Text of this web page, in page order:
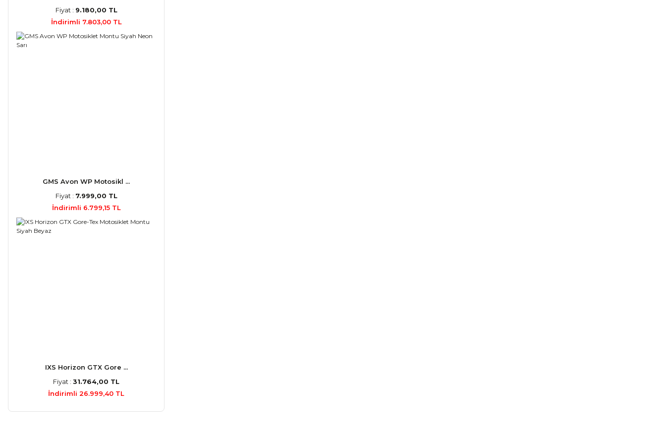
Fiyat : 9.180,00 TL
İndirimli 7.803,00 TL
GMS Avon WP Motosikl ...
Fiyat : 7.999,00 TL
İndirimli 6.799,15 TL
IXS Horizon GTX Gore ...
Fiyat : 31.764,00 TL
İndirimli 26.999,40 TL